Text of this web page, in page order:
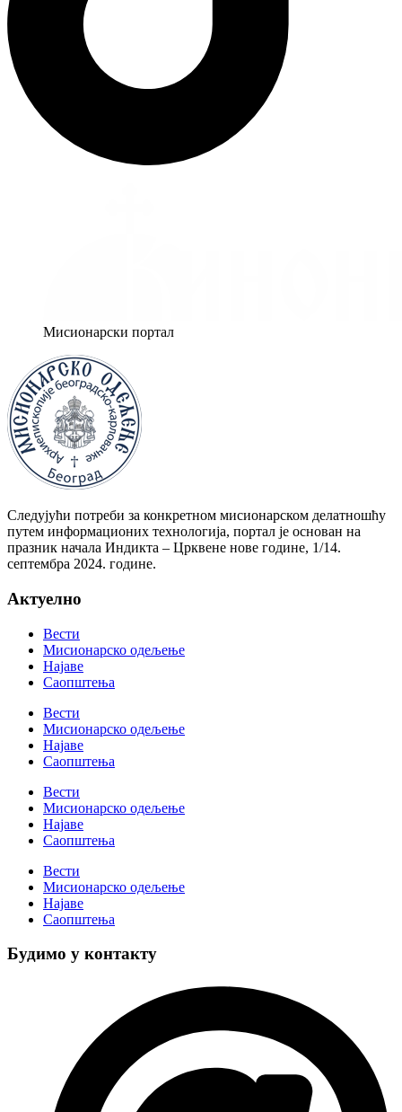
Мисионарски портал
Следујући потреби за конкретном мисионарском делатношћу
путем информационих технологија, портал је основан на
празник начала Индикта – Црквене нове године, 1/14.
септембра 2024. године.
Актуелно
Вести
Мисионарско одељење
Најаве
Саопштења
Вести
Мисионарско одељење
Најаве
Саопштења
Вести
Мисионарско одељење
Најаве
Саопштења
Вести
Мисионарско одељење
Најаве
Саопштења
Будимо у контакту